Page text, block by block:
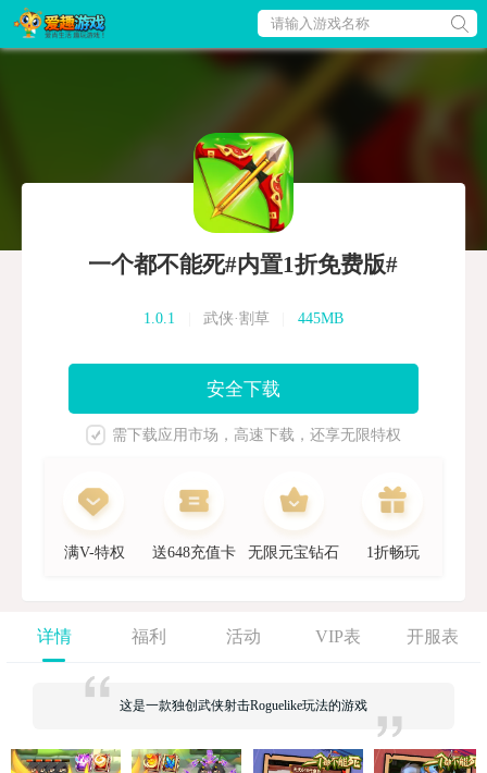
请输入游戏名称
一个都不能死#内置1折免费版#
1.0.1 武侠·割草 445MB
安全下载
需下载应用市场，高速下载，还享无限特权
满V-特权 送648充值卡 无限元宝钻石 1折畅玩
详情 福利 活动 VIP表 开服表
这是一款独创武侠射击Roguelike玩法的游戏